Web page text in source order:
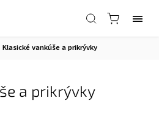
Klasické vankúše a prikrývky
a prikrývky